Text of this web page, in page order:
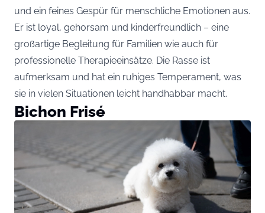
und ein feines Gespür für menschliche Emotionen aus.
Er ist loyal, gehorsam und kinderfreundlich – eine
großartige Begleitung für Familien wie auch für
professionelle Therapieeinsätze. Die Rasse ist
aufmerksam und hat ein ruhiges Temperament, was
sie in vielen Situationen leicht handhabbar macht.
Bichon Frisé